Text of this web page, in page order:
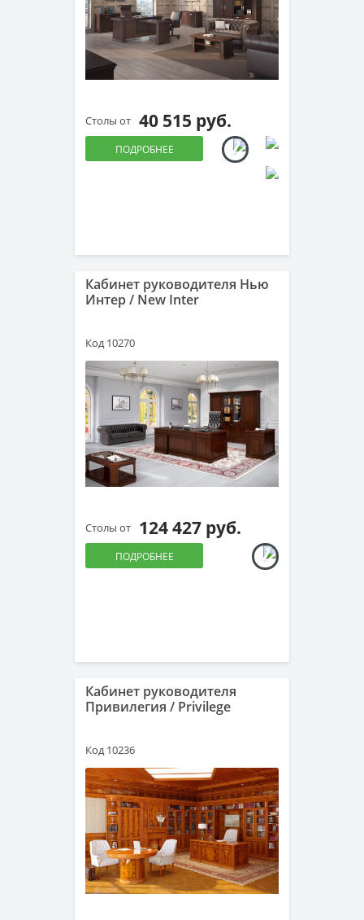
Столы от 40 515 руб.
ПОДРОБНЕЕ
Кабинет руководителя Нью
Интер / New Inter
Код 10270
Столы от 124 427 руб.
ПОДРОБНЕЕ
Кабинет руководителя
Привилегия / Privilege
Код 10236